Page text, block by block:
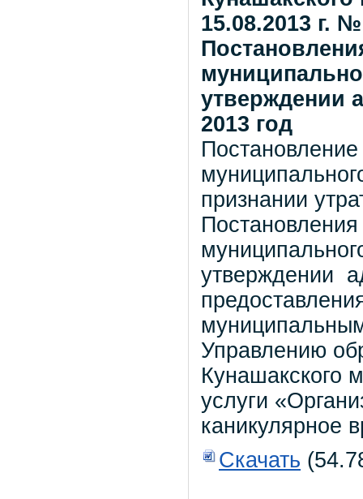
15.08.2013 г.
утверждении
2013 год
признании
утверждении
Управлению
Кунашакского
услуги
каникулярное
Скачать